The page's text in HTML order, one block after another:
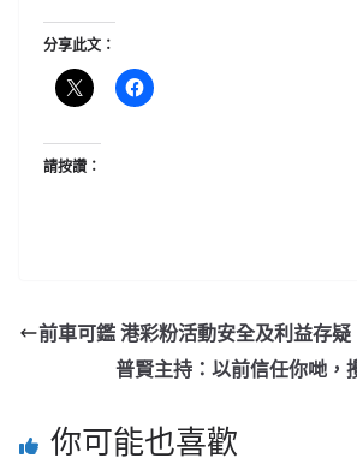
分享此文：
請按讚：
前車可鑑 港彩粉活動安全及利益存疑
普賢主持：以前信任你哋，
你可能也喜歡